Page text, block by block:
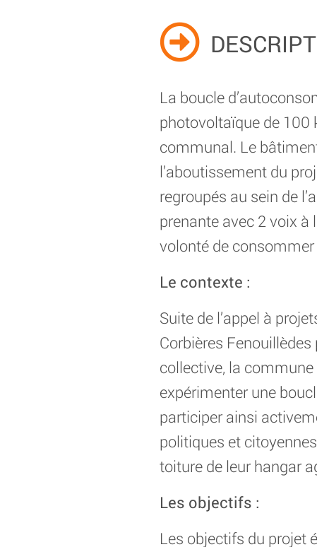
La boucle
photovoltaïque de 100
communal. Le
l’aboutissement du
regroupés au sein de
prenante avec 2 voix à
volonté de
Le contexte :
Suite de l’appel à
Corbières
collective, la
expérimenter une
participer ainsi
politiques et
toiture de leur hangar
Les objectifs :
Les objectifs du projet